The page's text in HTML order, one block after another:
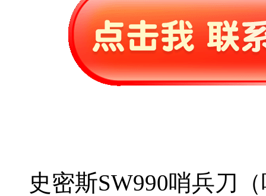
史密斯SW990哨兵刀